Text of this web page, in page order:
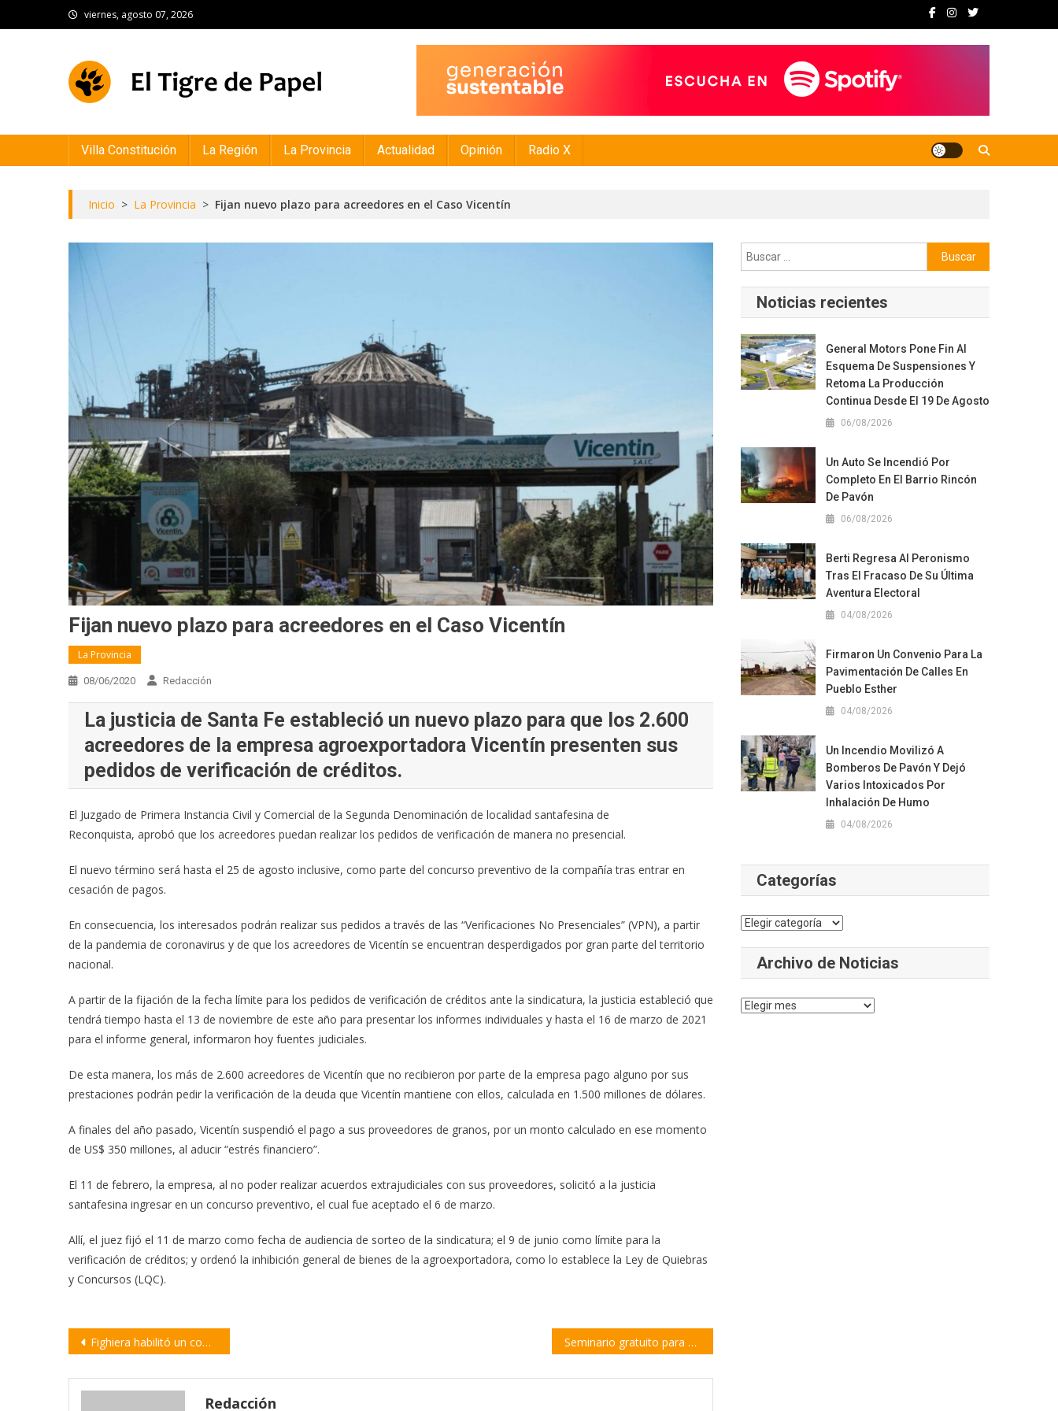
to
viernes, agosto 07, 2026
Villa Constitución La Región La Provincia Actualidad Opinión Radio X
Inicio > La Provincia > Fijan nuevo plazo para acreedores en el Caso Vicentín
Fijan nuevo plazo para acreedores en el Caso Vicentín
La Provincia
08/06/2020 Redacción
La justicia de Santa Fe estableció un nuevo plazo para que los 2.600
acreedores de la empresa agroexportadora Vicentín presenten sus
pedidos de verificación de créditos.
El Juzgado de Primera Instancia Civil y Comercial de la Segunda Denominación de localidad santafesina de
Reconquista, aprobó que los acreedores puedan realizar los pedidos de verificación de manera no presencial.
El nuevo término será hasta el 25 de agosto inclusive, como parte del concurso preventivo de la compañía tras entrar en
cesación de pagos.
En consecuencia, los interesados podrán realizar sus pedidos a través de las “Verificaciones No Presenciales” (VPN), a partir
de la pandemia de coronavirus y de que los acreedores de Vicentín se encuentran desperdigados por gran parte del territorio
nacional.
A partir de la fijación de la fecha límite para los pedidos de verificación de créditos ante la sindicatura, la justicia estableció que
tendrá tiempo hasta el 13 de noviembre de este año para presentar los informes individuales y hasta el 16 de marzo de 2021
para el informe general, informaron hoy fuentes judiciales.
De esta manera, los más de 2.600 acreedores de Vicentín que no recibieron por parte de la empresa pago alguno por sus
prestaciones podrán pedir la verificación de la deuda que Vicentín mantiene con ellos, calculada en 1.500 millones de dólares.
A finales del año pasado, Vicentín suspendió el pago a sus proveedores de granos, por un monto calculado en ese momento
de US$ 350 millones, al aducir “estrés financiero”.
El 11 de febrero, la empresa, al no poder realizar acuerdos extrajudiciales con sus proveedores, solicitó a la justicia
santafesina ingresar en un concurso preventivo, el cual fue aceptado el 6 de marzo.
Allí, el juez fijó el 11 de marzo como fecha de audiencia de sorteo de la sindicatura; el 9 de junio como límite para la
verificación de créditos; y ordenó la inhibición general de bienes de la agroexportadora, como lo establece la Ley de Quiebras
y Concursos (LQC).
Navegación
entradas
Fighiera habilitó un consultorio para pacientes febriles Seminario gratuito para aprender a vender en Mercado Libre
Redacción
Buscar:
Noticias recientes
General Motors Pone Fin Al
Esquema De Suspensiones Y
Retoma La Producción
Continua Desde El 19 De Agosto
06/08/2026
Un Auto Se Incendió Por
Completo En El Barrio Rincón
De Pavón
06/08/2026
Berti Regresa Al Peronismo
Tras El Fracaso De Su Última
Aventura Electoral
04/08/2026
Firmaron Un Convenio Para La
Pavimentación De Calles En
Pueblo Esther
04/08/2026
Un Incendio Movilizó A
Bomberos De Pavón Y Dejó
Varios Intoxicados Por
Inhalación De Humo
04/08/2026
Categorías
Categorías
Archivo de Noticias
Archivo